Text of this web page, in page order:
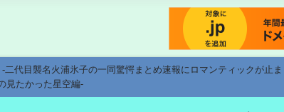
二代目襲名火浦氷子の一同驚愕まとめ速報にロマンティックが止
見たかった星空編-